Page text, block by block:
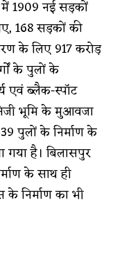
1909 नई सड़कों
168 सड़कों की
के लिए 917 करोड़
के पुलों के
एवं ब्लैक-स्पॉट
भूमि के मुआवजा
पुलों के निर्माण के
गया है। बिलासपुर
के साथ ही
निर्माण का भी